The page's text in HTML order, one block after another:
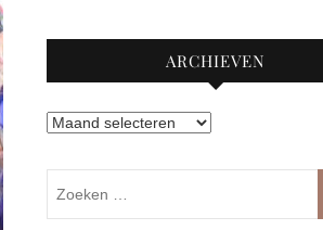
ARCHIEVEN
Archieven